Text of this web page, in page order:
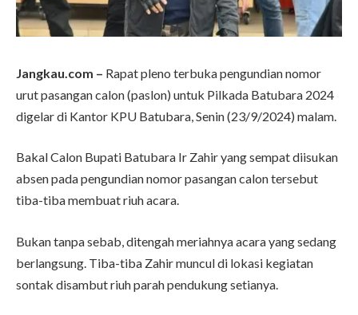
Jangkau.com – Rapat pleno terbuka pengundian nomor
urut pasangan calon (paslon) untuk Pilkada Batubara 2024
digelar di Kantor KPU Batubara, Senin (23/9/2024) malam.
Bakal Calon Bupati Batubara Ir Zahir yang sempat diisukan
absen pada pengundian nomor pasangan calon tersebut
tiba-tiba membuat riuh acara.
Bukan tanpa sebab, ditengah meriahnya acara yang sedang
berlangsung. Tiba-tiba Zahir muncul di lokasi kegiatan
sontak disambut riuh parah pendukung setianya.